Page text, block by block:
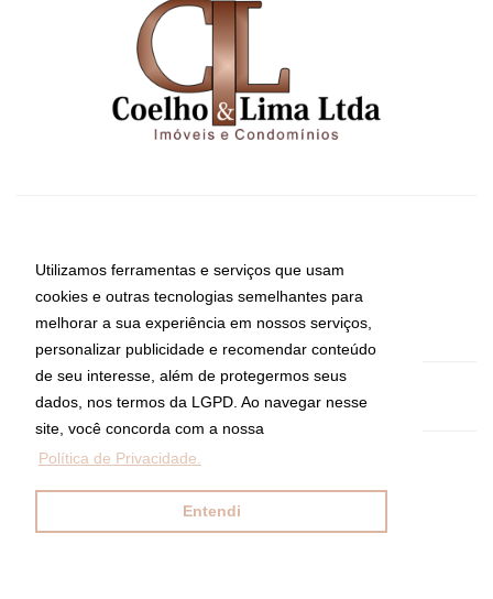
Utilizamos ferramentas e serviços que usam
cookies e outras tecnologias semelhantes para
melhorar a sua experiência em nossos serviços,
personalizar publicidade e recomendar conteúdo
de seu interesse, além de protegermos seus
dados, nos termos da LGPD. Ao navegar nesse
site, você concorda com a nossa
Política de Privacidade.
Entendi
Informações de Contato
(11) 5052-3907
imoveis@coelhoelima.com.br
Coelho & Lima Ltda Imóveis e Condomínios
Av. Moema, 667, Moema
São Paulo - São Paulo
CEP: 04077-022